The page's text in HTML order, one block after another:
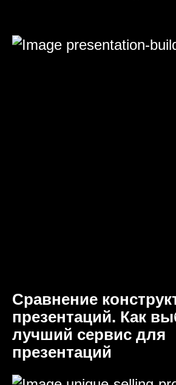
Сравнение
презентаций. Как
лучший сервис для
презентаций